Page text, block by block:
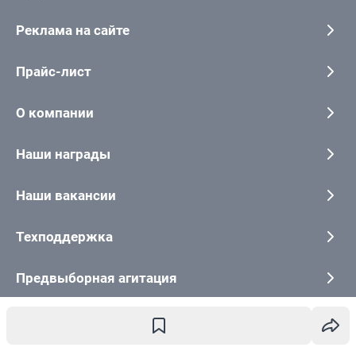
Реклама на сайте
Прайс-лист
О компании
Наши награды
Наши вакансии
Техподдержка
Предвыборная агитация
Статистика канала в MAX